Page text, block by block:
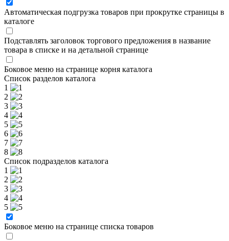
Автоматическая подгрузка товаров при прокрутке страницы в
каталоге
Подставлять заголовок торгового предложения в название
товара в списке и на детальной странице
Боковое меню на странице корня каталога
Список разделов каталога
1
2
3
4
5
6
7
8
Список подразделов каталога
1
2
3
4
5
Боковое меню на странице списка товаров